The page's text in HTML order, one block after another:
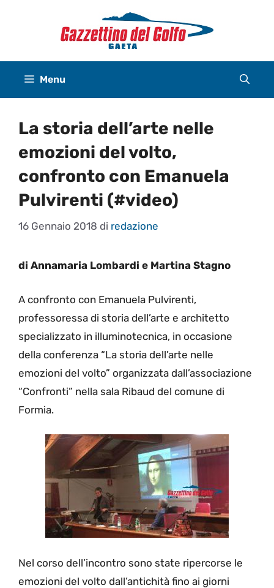
Menu
La storia dell’arte nelle
emozioni del volto,
confronto con Emanuela
Pulvirenti (#video)
16 Gennaio 2018 di redazione
di Annamaria Lombardi e Martina Stagno
A confronto con Emanuela Pulvirenti,
professoressa di storia dell’arte e architetto
specializzato in illuminotecnica, in occasione
della conferenza “La storia dell’arte nelle
emozioni del volto” organizzata dall’associazione
“Confronti” nella sala Ribaud del comune di
Formia.
Nel corso dell’incontro sono state ripercorse le
emozioni del volto dall’antichità fino ai giorni